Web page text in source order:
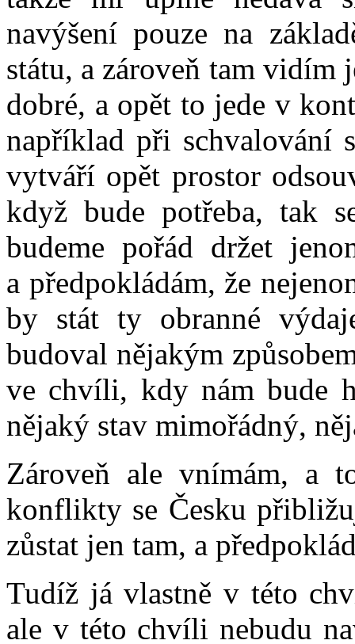
navýšení pouze na
státu, a zároveň tam vidím
dobré, a opět to jede v
například při schvalování
vytváří opět prostor
když bude potřeba, tak
budeme pořád držet
a předpokládám, že
by stát ty obranné
budoval nějakým
ve chvíli, kdy nám bude
nějaký stav mimořádný,
Zároveň ale vnímám, a
konflikty se Česku
zůstat jen tam, a
Tudíž já vlastně v této
ale v této chvíli nebudu